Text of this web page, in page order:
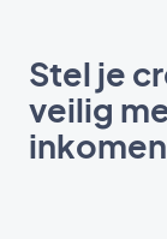
Stel je
veilig
inkomen